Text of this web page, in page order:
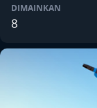
DIMAINKAN
8